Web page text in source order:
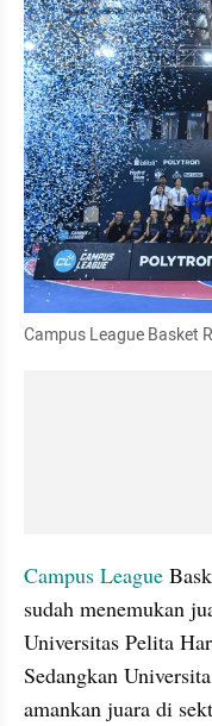
Campus League Basket
Campus League
sudah menemukan
Universitas Pelita
Sedangkan
amankan juara di